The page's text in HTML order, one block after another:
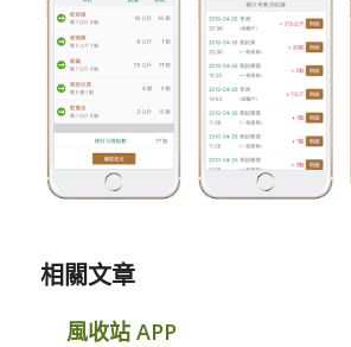
相關文章
風收站 APP